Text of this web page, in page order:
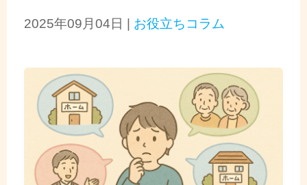
2025年09月04日 お役立ちコラム